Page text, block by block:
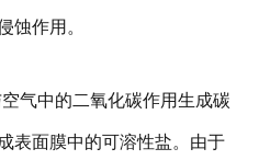
蚀作用。
气中的二氧化碳作用生成碳
表面膜中的可溶性盐。由于